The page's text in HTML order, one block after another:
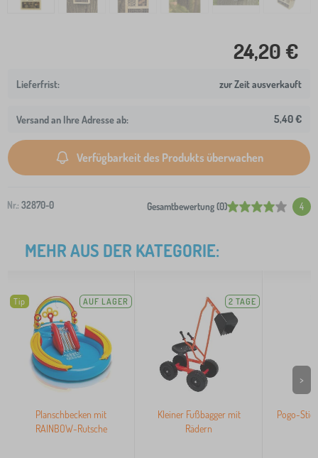
24,20 €
zur Zeit ausverkauft
Versand an Ihre Adresse ab: 5,40 €
Verfügbarkeit des Produkts überwachen
Nr.: 32870-0 Gesamtbewertung (0) 4
MEHR AUS DER KATEGORIE:
Tip AUF LAGER
Planschbecken mit
RAINBOW-Rutsche
2 TAGE
Kleiner Fußbagger mit
Rädern
Pogo-
>